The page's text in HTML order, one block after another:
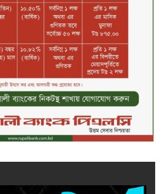
নড়াইলে বিএনপির ৬ নেতার
বহিষ্কারাদেশ প্রত্যাহার